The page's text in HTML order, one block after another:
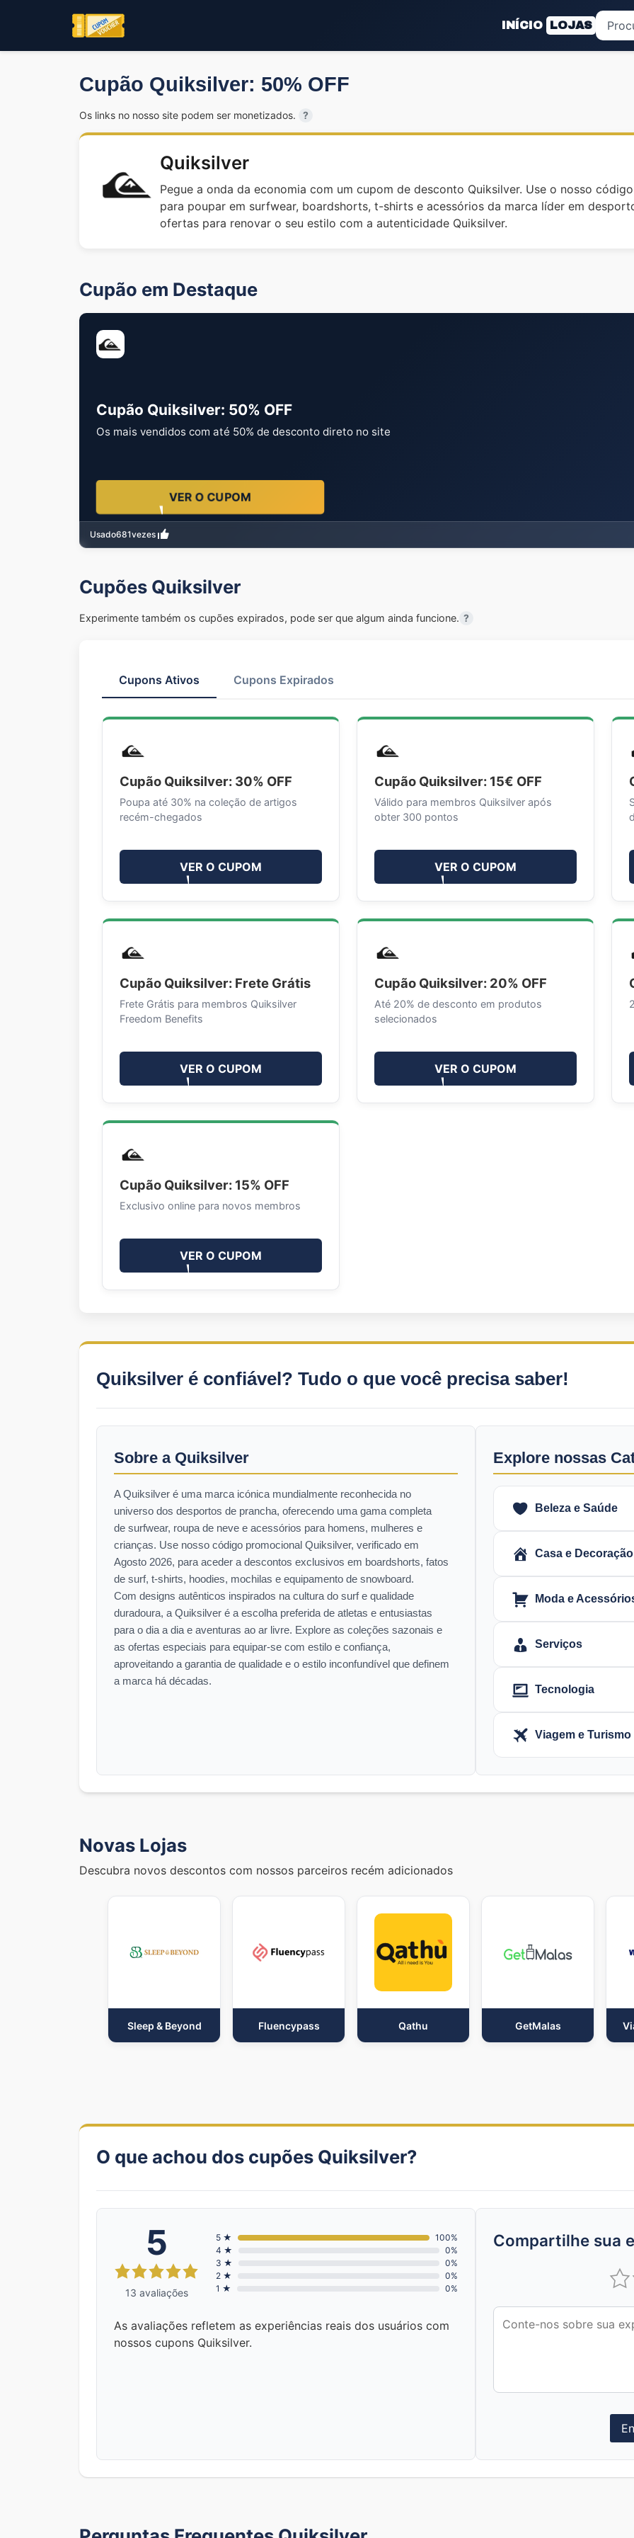
INÍCIO LOJAS
Cupão Quiksilver: 50% OFF
Os links no nosso site podem ser monetizados. ?
Quiksilver
Pegue a onda da economia com um cupom de desconto Quiksilver. Use o nosso
para poupar em surfwear, boardshorts, t-shirts e acessórios da marca líder em
ofertas para renovar o seu estilo com a autenticidade Quiksilver.
Cupão em Destaque
Cupão Quiksilver: 50% OFF
Os mais vendidos com até 50% de desconto direto no site
VER O CUPOM
Usado681vezes
Cupões Quiksilver
Experimente também os cupões expirados, pode ser que algum ainda funcione. ?
Cupons Ativos Cupons Expirados
Cupão Quiksilver: 30% OFF
Poupa até 30% na coleção de artigos
recém-chegados
VER O CUPOM
Cupão Quiksilver: 15€ OFF
Válido para membros Quiksilver após
obter 300 pontos
VER O CUPOM
Cupão Quiksilver: Frete Grátis
Frete Grátis para membros Quiksilver
Freedom Benefits
VER O CUPOM
Cupão Quiksilver: 20% OFF
Até 20% de desconto em produtos
selecionados
VER O CUPOM
Cupão Quiksilver: 15% OFF
Exclusivo online para novos membros
VER O CUPOM
Quiksilver é confiável? Tudo o que você precisa saber!
Sobre a Quiksilver
A Quiksilver é uma marca icónica mundialmente reconhecida no
universo dos desportos de prancha, oferecendo uma gama completa
de surfwear, roupa de neve e acessórios para homens, mulheres e
crianças. Use nosso código promocional Quiksilver, verificado em
Agosto 2026, para aceder a descontos exclusivos em boardshorts, fatos
de surf, t-shirts, hoodies, mochilas e equipamento de snowboard.
Com designs autênticos inspirados na cultura do surf e qualidade
duradoura, a Quiksilver é a escolha preferida de atletas e entusiastas
para o dia a dia e aventuras ao ar livre. Explore as coleções sazonais e
as ofertas especiais para equipar-se com estilo e confiança,
aproveitando a garantia de qualidade e o estilo inconfundível que definem
a marca há décadas.
Explore nossas
Beleza e Saúde
Casa e Decoração
Moda e
Serviços
Tecnologia
Viagem e Turismo
Novas Lojas
Descubra novos descontos com nossos parceiros recém adicionados
Sleep & Beyond Fluencypass Qathu GetMalas
O que achou dos cupões Quiksilver?
5
13 avaliações
5 ★
100%
4 ★
0%
3 ★
0%
2 ★
0%
1 ★
0%
As avaliações refletem as experiências reais dos usuários com
nossos cupons Quiksilver.
Compartilhe sua